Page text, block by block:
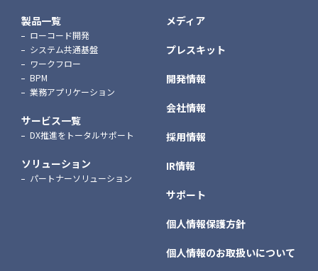
製品一覧
ローコード開発
システム共通基盤
ワークフロー
BPM
業務アプリケーション
サービス一覧
DX推進をトータルサポート
ソリューション
パートナーソリューション
メディア
プレスキット
開発情報
会社情報
採用情報
IR情報
サポート
個人情報保護方針
個人情報のお取扱いについて